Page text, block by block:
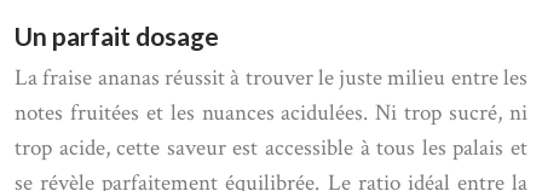
Un parfait dosage
La fraise ananas réussit à trouver le juste milieu entre les
notes fruitées et les nuances acidulées. Ni trop sucré, ni
trop acide, cette saveur est accessible à tous les palais et
se révèle parfaitement équilibrée. Le ratio idéal entre la